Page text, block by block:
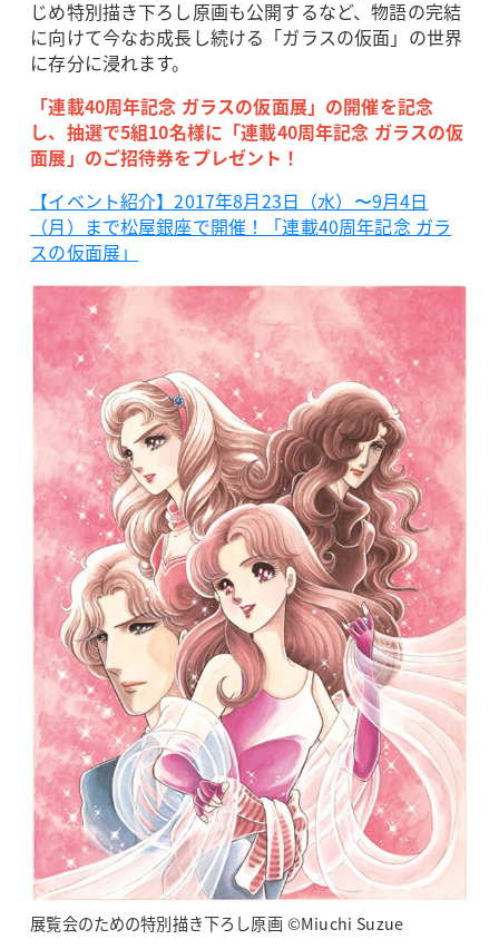
じめ特別描き下ろし原画も公開するなど、物語の完結
に向けて今なお成長し続ける「ガラスの仮面」の世界
に存分に浸れます。
「連載40周年記念 ガラスの仮面展」の開催を記念
し、抽選で5組10名様に「連載40周年記念 ガラスの仮
面展」のご招待券をプレゼント！
【イベント紹介】2017年8月23日（水）〜9月4日
（月）まで松屋銀座で開催！「連載40周年記念 ガラ
スの仮面展」
展覧会のための特別描き下ろし原画 ©Miuchi Suzue